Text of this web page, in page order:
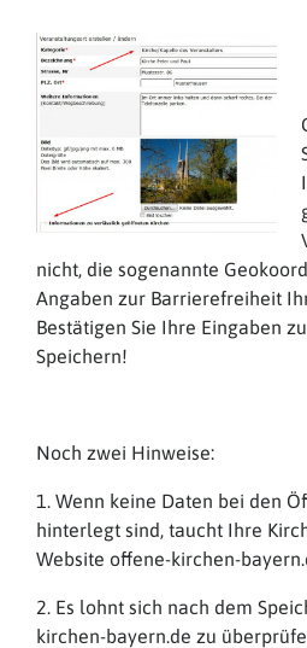
nicht, die sogenannte
Angaben zur Barrierefreiheit
Bestätigen Sie Ihre Eingaben
Speichern!
Noch zwei Hinweise:
1. Wenn keine Daten bei den
hinterlegt sind, taucht Ihre
Website offene-kirchen-
2. Es lohnt sich nach dem
kirchen-bayern.de zu